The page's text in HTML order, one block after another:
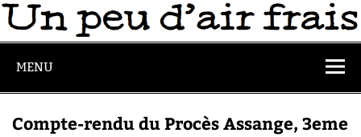
MENU
Compte-rendu du Procès Assange, 3eme